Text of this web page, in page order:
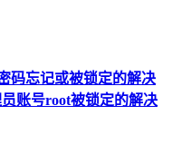
码忘记或被锁定的解决
账号root被锁定的解决